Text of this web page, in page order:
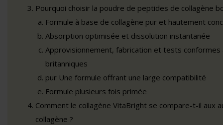
Pourquoi choisir la poudre de peptides de collagène
Formule à base de collagène pur et hautement
Absorption optimisée et dissolution instantanée
Approvisionnement, fabrication et tests conformes
britanniques
pur Une formule offrant une large compatibilité
Formule plusieurs fois primée
Comment le collagène VitaBright se compare-t-il aux
collagène ?